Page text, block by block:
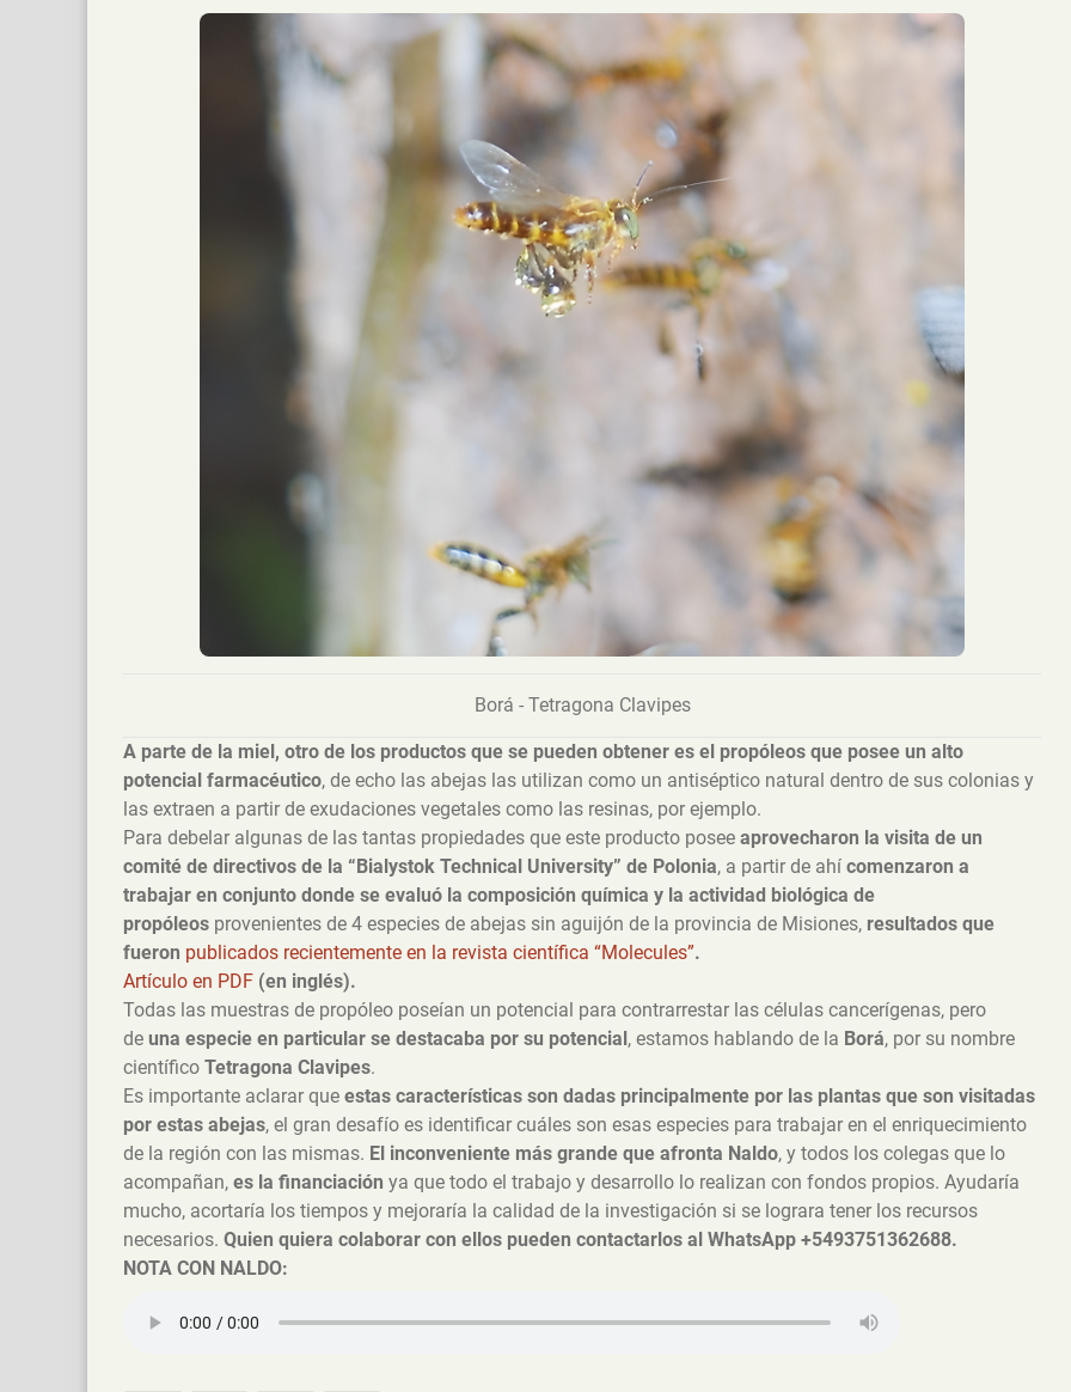
Borá - Tetragona Clavipes
A parte de la miel, otro de los productos que se pueden obtener es el propóleos que posee un alto
potencial farmacéutico, de echo las abejas las utilizan como un antiséptico natural dentro de sus colonias y
las extraen a partir de exudaciones vegetales como las resinas, por ejemplo.
Para debelar algunas de las tantas propiedades que este producto posee aprovecharon la visita de un
comité de directivos de la “Bialystok Technical University” de Polonia, a partir de ahí comenzaron a
trabajar en conjunto donde se evaluó la composición química y la actividad biológica de
propóleos provenientes de 4 especies de abejas sin aguijón de la provincia de Misiones, resultados que
fueron publicados recientemente en la revista científica “Molecules”.
Artículo en PDF (en inglés).
Todas las muestras de propóleo poseían un potencial para contrarrestar las células cancerígenas, pero
de una especie en particular se destacaba por su potencial , estamos hablando de la Borá, por su nombre
científico Tetragona Clavipes.
Es importante aclarar que estas características son dadas principalmente por las plantas que son visitadas
por estas abejas, el gran desafío es identificar cuáles son esas especies para trabajar en el enriquecimiento
de la región con las mismas. El inconveniente más grande que afronta Naldo, y todos los colegas que lo
acompañan, es la financiación ya que todo el trabajo y desarrollo lo realizan con fondos propios. Ayudaría
mucho, acortaría los tiempos y mejoraría la calidad de la investigación si se lograra tener los recursos
necesarios. Quien quiera colaborar con ellos pueden contactarlos al WhatsApp +5493751362688.
NOTA CON NALDO: